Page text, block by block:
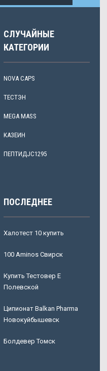
СЛУЧАЙНЫЕ
КАТЕГОРИИ
NOVA CAPS
ТЕСТЭН
MEGA MASS
КАЗЕИН
ПЕПТИДJC1295
ПОСЛЕДНЕЕ
Халотест 10 купить
100 Aminos Свирск
Купить Тестовер Е
Полевской
Ципионат Balkan Pharma
Новокуйбышевск
Болдевер Томск